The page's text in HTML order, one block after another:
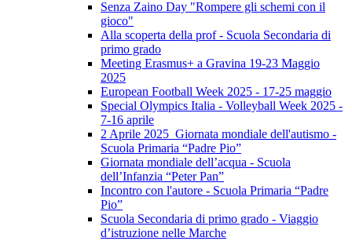
Senza Zaino Day "Rompere gli schemi con il
gioco"
Alla scoperta della prof - Scuola Secondaria di
primo grado
Meeting Erasmus+ a Gravina 19-23 Maggio
2025
European Football Week 2025 - 17-25 maggio
Special Olympics Italia - Volleyball Week 2025 -
7-16 aprile
2 Aprile 2025 Giornata mondiale dell'autismo -
Scuola Primaria “Padre Pio”
Giornata mondiale dell’acqua - Scuola
dell’Infanzia “Peter Pan”
Incontro con l'autore - Scuola Primaria “Padre
Pio”
Scuola Secondaria di primo grado - Viaggio
d’istruzione nelle Marche